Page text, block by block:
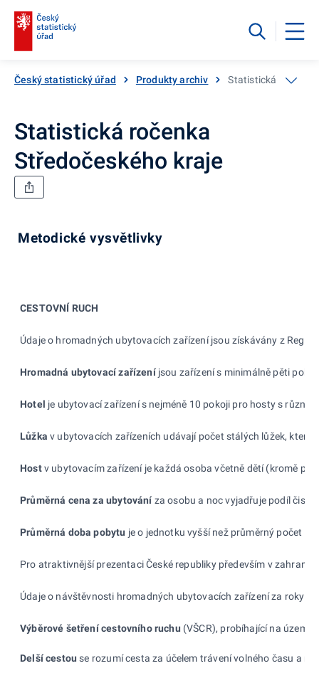
Český statistický úřad Produkty archiv Statistická ročenka
Statistická ročenka
Středočeského kraje
Metodické vysvětlivky
CESTOVNÍ RUCH
Údaje o hromadných ubytovacích zařízení jsou získávány z
Hromadná ubytovací zařízeníjsou zařízení s minimálně pěti
Hotel je ubytovací zařízení s nejméně 10 pokoji pro hosty s
Lůžka v ubytovacích zařízeních udávají počet stálých lůžek,
Hostv ubytovacím zařízení je každá osoba včetně dětí (kromě
Průměrná cena za ubytování za osobu a noc vyjadřuje podíl
Průměrná doba pobytu je o jednotku vyšší než průměrný počet
Pro atraktivnější prezentaci České republiky především v
Údaje o návštěvnosti hromadných ubytovacích zařízení za roky
Výběrové šetření cestovního ruchu (VŠCR), probíhající na území
Delší cestou se rozumí cesta za účelem trávení volného času a